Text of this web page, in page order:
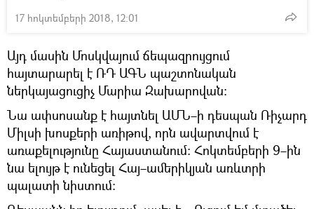
17 հոկտեմբերի 2018, 12:01
Այդ մասին Մոսկվայում ճեպազրույցում
հայտարարել է ՌԴ ԱԳՆ պաշտոնական
ներկայացուցիչ Մարիա Զախարովան։
Նա ափսոսանք է հայտնել ԱՄՆ–ի դեսպան Ռիչարդ
Միլսի խոսքերի առիթով, որն ավարտվում է
առաքելությունը Հայաստանում։ Հոկտեմբերի 9–ին
նա ելույթ է ունեցել Հայ–ամերիկյան առևտրի
պալատի նիստում։